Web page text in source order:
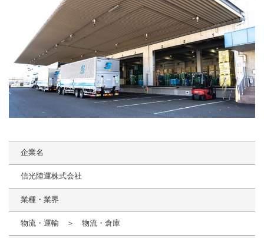
企業名
信光陸運株式会社
業種・業界
物流・運輸 ＞ 物流・倉庫